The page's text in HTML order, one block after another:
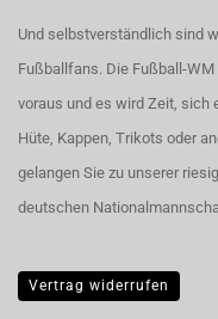
Und selbstverständlich sind
Fußballfans. Die Fußball-
voraus und es wird Zeit, sich
Hüte, Kappen, Trikots oder
gelangen Sie zu unserer
deutschen
Vertrag widerrufen